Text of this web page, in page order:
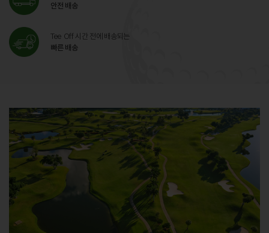
안전 배송
Tee Off 시간 전에 배송되는
빠른 배송